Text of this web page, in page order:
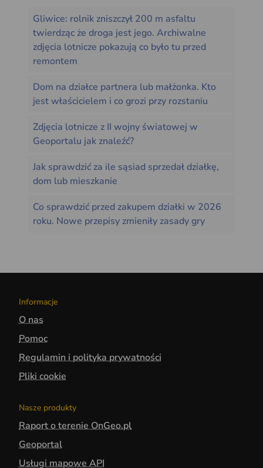
Gliwice: rolnik zniszczył 200 m asfaltu
twierdząc że droga jest jego. Archiwalne
zdjęcia lotnicze pokazują co było tu przed
remontem
Dom na działce partnera lub małżonka. Kto
jest właścicielem i co grozi przy rozstaniu
Zdjęcia lotnicze z II wojny światowej w
Geoportalu jak znaleźć?
Jak sprawdzić za ile sąsiad sprzedał działkę,
dom lub mieszkanie
Co sprawdzić przed zakupem działki w 2026
roku. Nowe przepisy zmieniły zasady gry
Informacje
O nas
Pomoc
Regulamin i polityka prywatności
Pliki cookie
Nasze produkty
Raport o terenie OnGeo.pl
Geoportal
Usługi mapowe API